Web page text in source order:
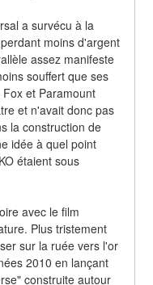
a survécu à la
moins d'argent
assez manifeste
souffert que ses
et Paramount
et n'avait donc pas
la construction de
idée à quel point
étaient sous
avec le film
Plus tristement
sur la ruée vers l'or
2010 en lançant
construite autour